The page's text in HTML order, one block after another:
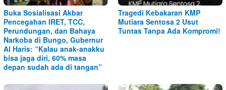
Buka Sosialisasi Akbar
Pencegahan IRET, TCC,
Perundungan, dan Bahaya
Narkoba di Bungo, Gubernur
Al Haris: “Kalau anak-anakku
bisa jaga diri, 60% masa
depan sudah ada di tangan”
Tragedi Kebakaran KMP
Mutiara Sentosa 2 Usut
Tuntas Tanpa Ada Kompromi!